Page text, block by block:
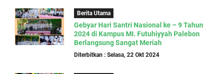
Berita Utama
Gebyar Hari Santri Nasional ke – 9 Tahun
2024 di Kampus MI. Futuhiyyah Palebon
Berlangsung Sangat Meriah
Diterbitkan : Selasa, 22 Okt 2024